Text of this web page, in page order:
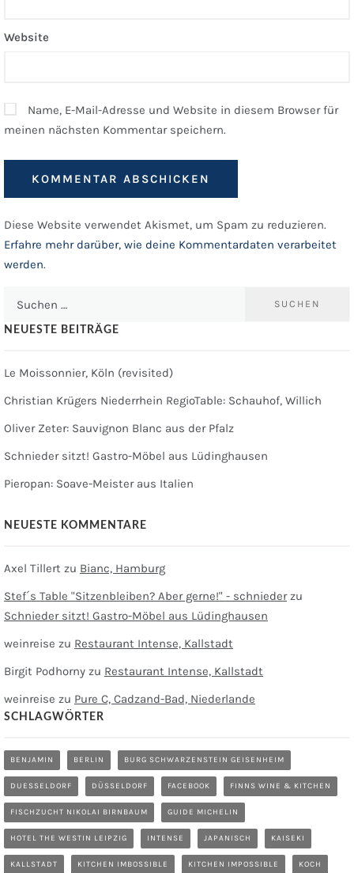
Website
Name, E-Mail-Adresse und Website in diesem Browser für
meinen nächsten Kommentar speichern.
Diese Website verwendet Akismet, um Spam zu reduzieren.
Erfahre mehr darüber, wie deine Kommentardaten verarbeitet
werden.
NEUESTE BEITRÄGE
Le Moissonnier, Köln (revisited)
Christian Krügers Niederrhein RegioTable: Schauhof, Willich
Oliver Zeter: Sauvignon Blanc aus der Pfalz
Schnieder sitzt! Gastro-Möbel aus Lüdinghausen
Pieropan: Soave-Meister aus Italien
NEUESTE KOMMENTARE
Axel Tillert zu Bianc, Hamburg
Stef´s Table "Sitzenbleiben? Aber gerne!" - schniederzu
Schnieder sitzt! Gastro-Möbel aus Lüdinghausen
weinreise zu Restaurant Intense, Kallstadt
Birgit Podhorny zu Restaurant Intense, Kallstadt
weinreise zu Pure C, Cadzand-Bad, Niederlande
SCHLAGWÖRTER
BENJAMIN BERLIN BURG SCHWARZENSTEIN GEISENHEIM
DUESSELDORF DÜSSELDORF FACEBOOK FINNS WINE & KITCHEN
FISCHZUCHT NIKOLAI BIRNBAUM GUIDE MICHELIN
HOTEL THE WESTIN LEIPZIG INTENSE JAPANISCH KAISEKI
KALLSTADT KITCHEN IMBOSSIBLE KITCHEN IMPOSSIBLE KOCH